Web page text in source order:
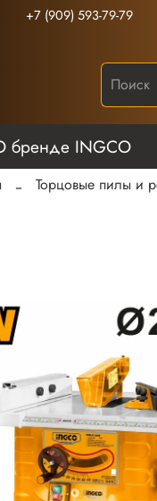
+7 (909) 593-79-79
бренде INGCO
Торцовые пилы и